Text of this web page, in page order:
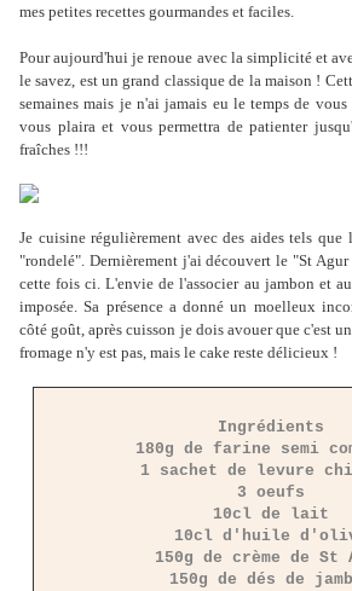
mes petites recettes gourmandes et faciles.
Pour aujourd'hui je renoue avec la simplicité et
le savez, est un grand classique de la maison !
semaines mais je n'ai jamais eu le temps de
vous plaira et vous permettra de patienter
fraîches !!!
Je cuisine régulièrement avec des aides tels
"rondelé". Dernièrement j'ai découvert le "St
cette fois ci. L'envie de l'associer au jambon et
imposée. Sa présence a donné un moelleux
côté goût, après cuisson je dois avouer que c'est
fromage n'y est pas, mais le cake reste délicieux !
Ingrédients
180g de farine semi
1 sachet de levure
3 oeufs
10cl de lait
10cl d'huile
150g de crème de St
150g de dés de